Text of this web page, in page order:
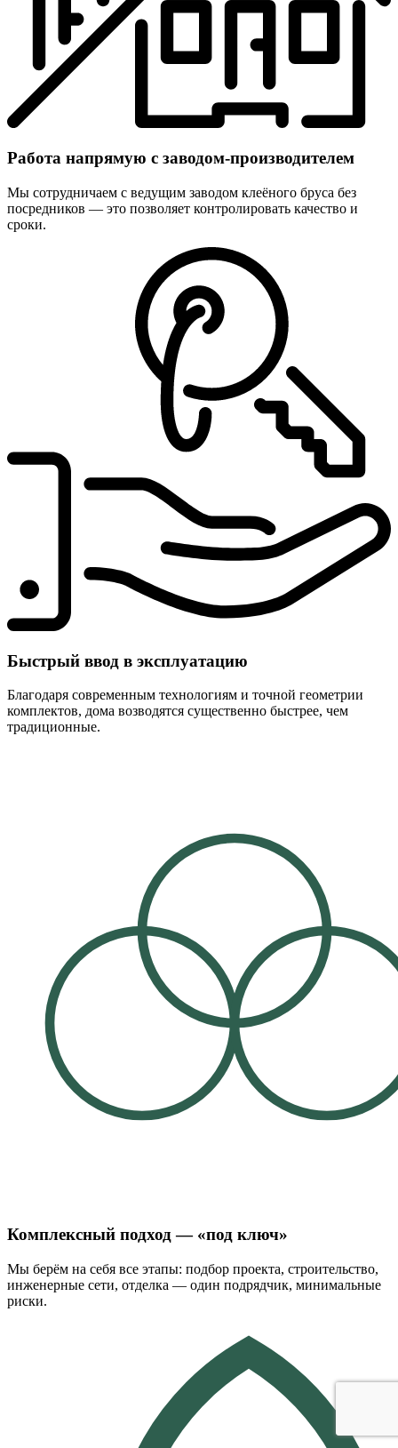
Работа напрямую с заводом-производителем
Мы сотрудничаем с ведущим заводом клеёного бруса без
посредников — это позволяет контролировать качество и
сроки.
Быстрый ввод в эксплуатацию
Благодаря современным технологиям и точной геометрии
комплектов, дома возводятся существенно быстрее, чем
традиционные.
Комплексный подход — «под ключ»
Мы берём на себя все этапы: подбор проекта, строительство,
инженерные сети, отделка — один подрядчик, минимальные
риски.